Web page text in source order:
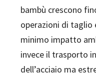
bambù crescono
operazioni di taglio
minimo impatto
invece il trasporto
dell’acciaio ma